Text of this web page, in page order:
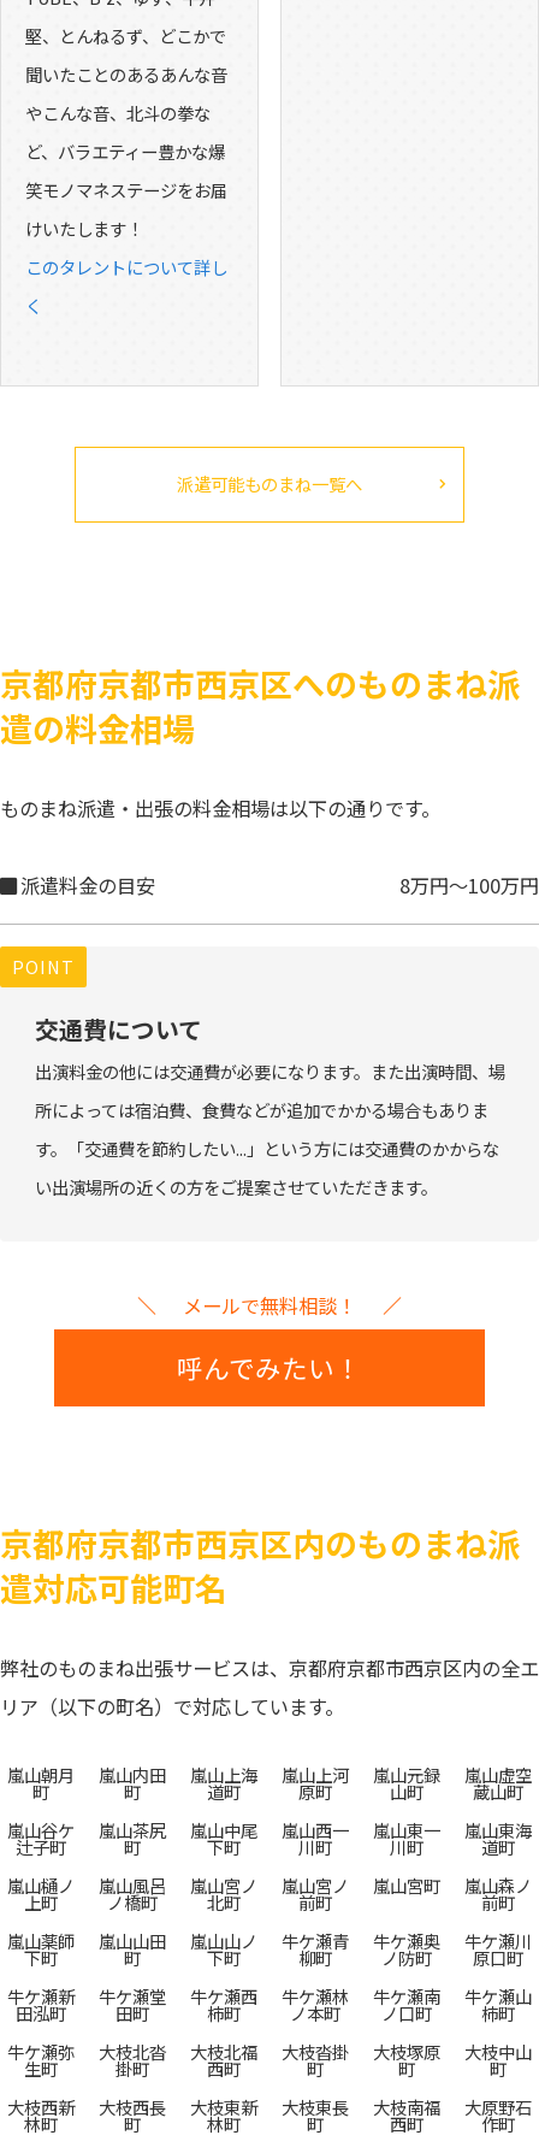
堅、とんねるず、どこかで
聞いたことのあるあんな音
やこんな音、北斗の拳な
ど、バラエティー豊かな爆
笑モノマネステージをお届
けいたします！
このタレントについて詳し
く
派遣可能ものまね一覧へ
京都府京都市西京区へのものまね派
遣の料金相場
ものまね派遣・出張の料金相場は以下の通りです。
派遣料金の目安 8万円～100万円
POINT
交通費について
出演料金の他には交通費が必要になります。また出演時間、場
所によっては宿泊費、食費などが追加でかかる場合もありま
す。「交通費を節約したい...」という方には交通費のかからな
い出演場所の近くの方をご提案させていただきます。
メールで無料相談！
呼んでみたい！
京都府京都市西京区内のものまね派
遣対応可能町名
弊社のものまね出張サービスは、京都府京都市西京区内の全エ
リア（以下の町名）で対応しています。
嵐山朝月
町
嵐山内田
町
嵐山上海
道町
嵐山上河
原町
嵐山元録
山町
嵐山虚空
蔵山町
嵐山谷ケ
辻子町
嵐山茶尻
町
嵐山中尾
下町
嵐山西一
川町
嵐山東一
川町
嵐山東海
道町
嵐山樋ノ
上町
嵐山風呂
ノ橋町
嵐山宮ノ
北町
嵐山宮ノ
前町
嵐山宮町 嵐山森ノ
前町
嵐山薬師
下町
嵐山山田
町
嵐山山ノ
下町
牛ケ瀬青
柳町
牛ケ瀬奥
ノ防町
牛ケ瀬川
原口町
牛ケ瀬新
田泓町
牛ケ瀬堂
田町
牛ケ瀬西
柿町
牛ケ瀬林
ノ本町
牛ケ瀬南
ノ口町
牛ケ瀬山
柿町
牛ケ瀬弥
生町
大枝北沓
掛町
大枝北福
西町
大枝沓掛
町
大枝塚原
町
大枝中山
町
大枝西新
林町
大枝西長
町
大枝東新
林町
大枝東長
町
大枝南福
西町
大原野石
作町